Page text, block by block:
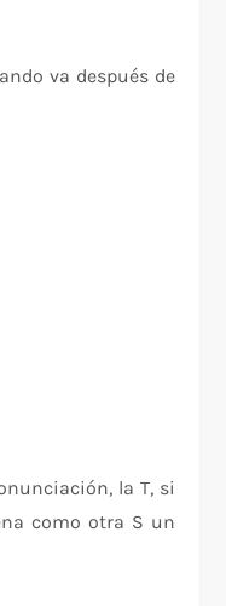
va después de
la T, si
como otra S un